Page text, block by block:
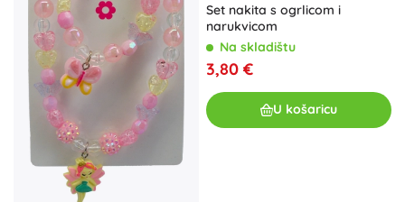
Set nakita s ogrlicom i
narukvicom
Na skladištu
3,80 €
U košaricu